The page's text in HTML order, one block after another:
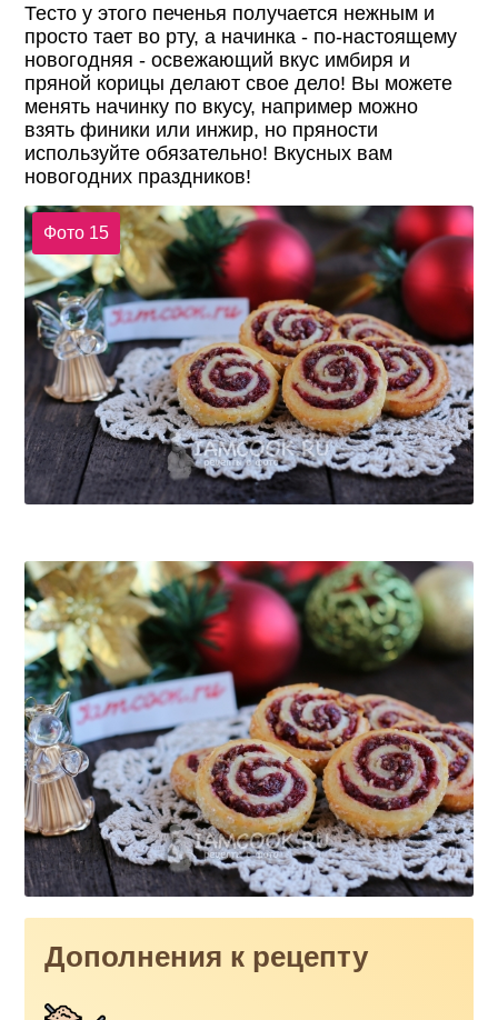
Тесто у этого печенья получается нежным и
просто тает во рту, а начинка - по-настоящему
новогодняя - освежающий вкус имбиря и
пряной корицы делают свое дело! Вы можете
менять начинку по вкусу, например можно
взять финики или инжир, но пряности
используйте обязательно! Вкусных вам
новогодних праздников!
Фото 15
Дополнения к рецепту